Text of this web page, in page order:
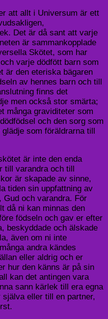
att allt i Universum är ett
Det är då sant att varje
är sammankopplade
Skötet, som har
varje dödfött barn som
är den eteriska bägaren
av hennes barn och till
finns det
men också stor smärta;
många graviditeter som
och den sorg som
som föräldrarna till
är inte den enda
till varandra och till
är skapade av sinne,
tiden sin uppfattning av
och varandra. För
då ni kan minnas den
födseln och gav er efter
beskyddade och älskade
även om ni inte
andra kändes
eller aldrig och er
hur den känns är på sin
kan det antingen vara
sann kärlek till era egna
eller till en partner,